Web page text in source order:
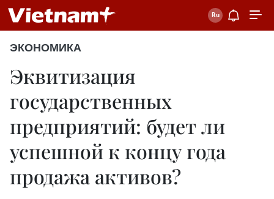
ЭКОНОМИКА
Эквитизация
государственных
предприятий: будет ли
успешной к концу года
продажа активов? ​